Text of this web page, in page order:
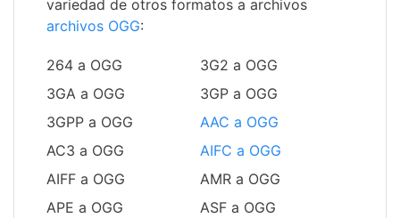
variedad de otros formatos a archivos
archivos OGG:
264 a OGG
3G2 a OGG
3GA a OGG
3GP a OGG
3GPP a OGG
AAC a OGG
AC3 a OGG
AIFC a OGG
AIFF a OGG
AMR a OGG
APE a OGG
ASF a OGG